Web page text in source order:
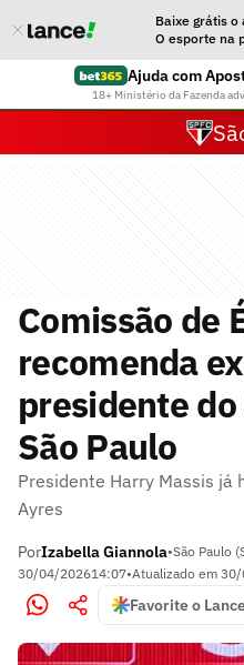
Baixe grátis o
O esporte na
Ajuda com
18+ Ministério da Fazenda
Comissão de
recomenda
presidente
São Paulo
Presidente Harry Massis já
Ayres
PorIzabella Giannola•São Paulo
30/04/202614:07•Atualizado em 30/
Favorite o